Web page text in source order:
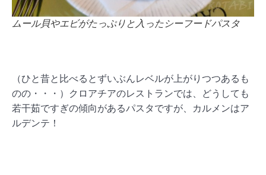
ムール貝やエビがたっぷりと入ったシーフードパスタ
（ひと昔と比べるとずいぶんレベルが上がりつつあるも
のの・・・）クロアチアのレストランでは、どうしても
若干茹ですぎの傾向があるパスタですが、カルメンはア
ルデンテ！